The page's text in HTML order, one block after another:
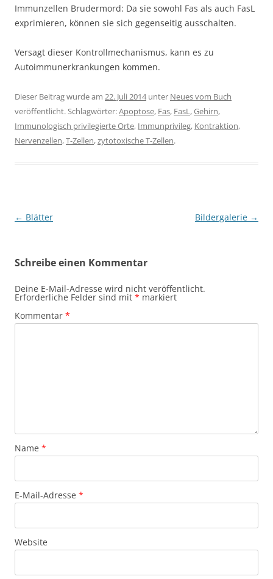
Immunzellen Brudermord: Da sie sowohl Fas als auch FasL
exprimieren, können sie sich gegenseitig ausschalten.
Versagt dieser Kontrollmechanismus, kann es zu
Autoimmunerkrankungen kommen.
Dieser Beitrag wurde am 22. Juli 2014unter Neues vom Buch
veröffentlicht. Schlagwörter:Apoptose, Fas, FasL,Gehirn,
Immunologisch privilegierte Orte, Immunprivileg, Kontraktion,
Nervenzellen,T-Zellen,zytotoxische T-Zellen.
Beitragsnavigation
← Blätter Bildergalerie →
Schreibe einen Kommentar
Deine E-Mail-Adresse wird nicht veröffentlicht.
Erforderliche Felder sind mit * markiert
Kommentar *
Name *
E-Mail-Adresse *
Website